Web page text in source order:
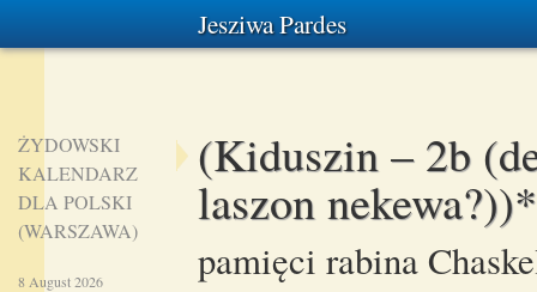
Jesziwa Pardes
ŻYDOWSKI
KALENDARZ
DLA POLSKI
(WARSZAWA)
8 August 2026
(Kiduszin – 2b
laszon nekewa?))*
pamięci rabina